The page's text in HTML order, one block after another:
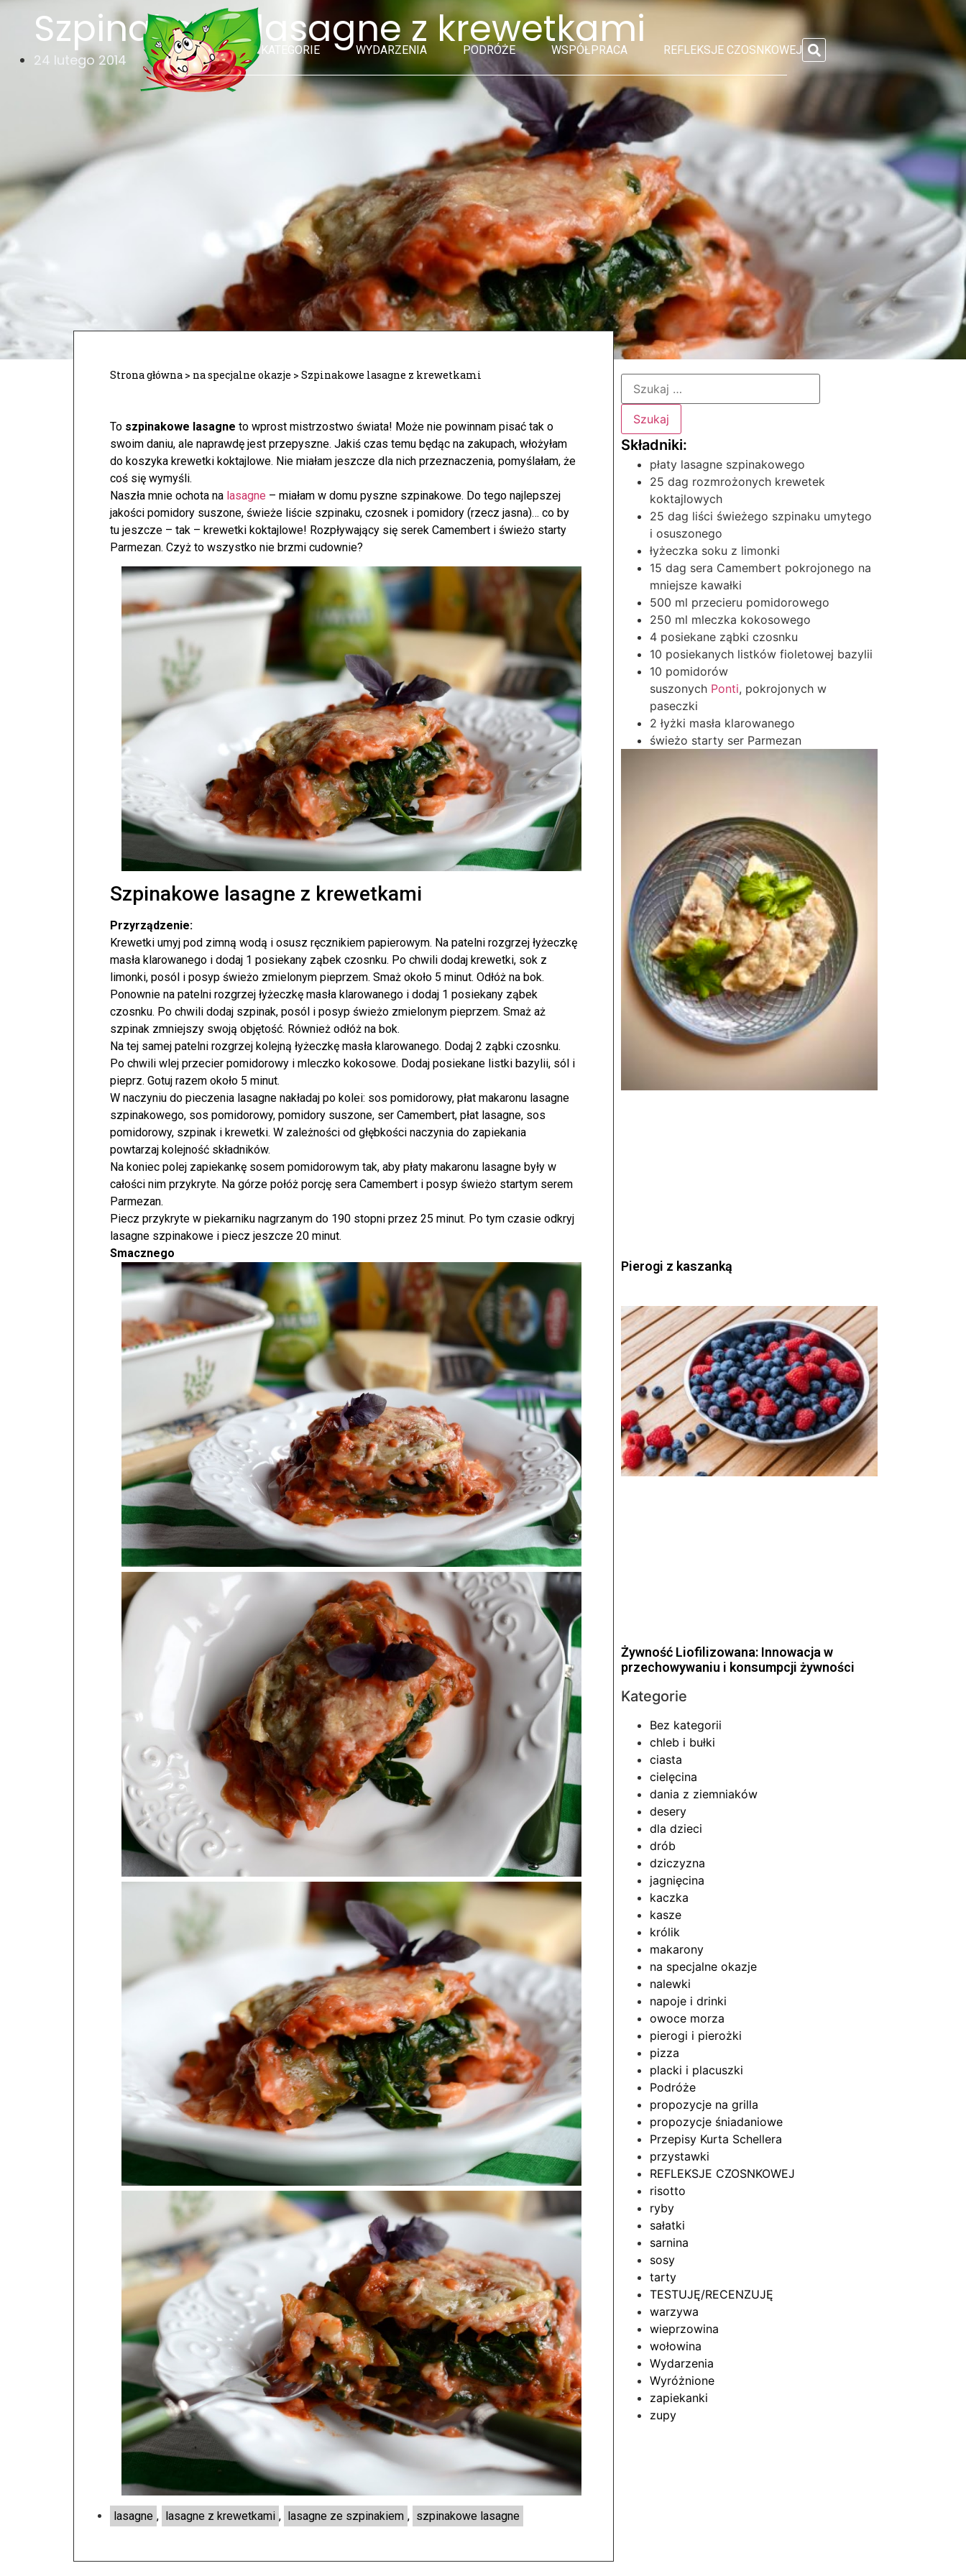
KATEGORIE WYDARZENIA PODRÓŻE WSPÓŁPRACA REFLEKSJE CZOSNKOWEJ
Szpinakowe lasagne z krewetkami
24 lutego 2014
Strona główna > na specjalne okazje > Szpinakowe lasagne z krewetkami
To szpinakowe lasagne to wprost mistrzostwo świata! Może nie powinnam pisać tak o
swoim daniu, ale naprawdę jest przepyszne. Jakiś czas temu będąc na zakupach, włożyłam
do koszyka krewetki koktajlowe. Nie miałam jeszcze dla nich przeznaczenia, pomyślałam, że
coś się wymyśli.
Naszła mnie ochota na lasagne – miałam w domu pyszne szpinakowe. Do tego najlepszej
jakości pomidory suszone, świeże liście szpinaku, czosnek i pomidory (rzecz jasna)… co by
tu jeszcze – tak – krewetki koktajlowe! Rozpływający się serek Camembert i świeżo starty
Parmezan. Czyż to wszystko nie brzmi cudownie?
Szpinakowe lasagne z krewetkami
Przyrządzenie:
Krewetki umyj pod zimną wodą i osusz ręcznikiem papierowym. Na patelni rozgrzej łyżeczkę
masła klarowanego i dodaj 1 posiekany ząbek czosnku. Po chwili dodaj krewetki, sok z
limonki, posól i posyp świeżo zmielonym pieprzem. Smaż około 5 minut. Odłóż na bok.
Ponownie na patelni rozgrzej łyżeczkę masła klarowanego i dodaj 1 posiekany ząbek
czosnku. Po chwili dodaj szpinak, posól i posyp świeżo zmielonym pieprzem. Smaż aż
szpinak zmniejszy swoją objętość. Również odłóż na bok.
Na tej samej patelni rozgrzej kolejną łyżeczkę masła klarowanego. Dodaj 2 ząbki czosnku.
Po chwili wlej przecier pomidorowy i mleczko kokosowe. Dodaj posiekane listki bazylii, sól i
pieprz. Gotuj razem około 5 minut.
W naczyniu do pieczenia lasagne nakładaj po kolei: sos pomidorowy, płat makaronu lasagne
szpinakowego, sos pomidorowy, pomidory suszone, ser Camembert, płat lasagne, sos
pomidorowy, szpinak i krewetki. W zależności od głębkości naczynia do zapiekania
powtarzaj kolejność składników.
Na koniec polej zapiekankę sosem pomidorowym tak, aby płaty makaronu lasagne były w
całości nim przykryte. Na górze połóż porcję sera Camembert i posyp świeżo startym serem
Parmezan.
Piecz przykryte w piekarniku nagrzanym do 190 stopni przez 25 minut. Po tym czasie odkryj
lasagne szpinakowe i piecz jeszcze 20 minut.
Smacznego
lasagne , lasagne z krewetkami , lasagne ze szpinakiem , szpinakowe lasagne
płaty lasagne szpinakowego
25 dag rozmrożonych krewetek
koktajlowych
25 dag liści świeżego szpinaku umytego
i osuszonego
łyżeczka soku z limonki
15 dag sera Camembert pokrojonego na
mniejsze kawałki
500 ml przecieru pomidorowego
250 ml mleczka kokosowego
4 posiekane ząbki czosnku
10 posiekanych listków fioletowej bazylii
10 pomidorów
suszonych Ponti, pokrojonych w
paseczki
2 łyżki masła klarowanego
świeżo starty ser Parmezan
Pierogi z kaszanką
Żywność Liofilizowana: Innowacja w
przechowywaniu i konsumpcji żywności
Kategorie
Bez kategorii
chleb i bułki
ciasta
cielęcina
dania z ziemniaków
desery
dla dzieci
drób
dziczyzna
jagnięcina
kaczka
kasze
królik
makarony
na specjalne okazje
nalewki
napoje i drinki
owoce morza
pierogi i pierożki
pizza
placki i placuszki
Podróże
propozycje na grilla
propozycje śniadaniowe
Przepisy Kurta Schellera
przystawki
REFLEKSJE CZOSNKOWEJ
risotto
ryby
sałatki
sarnina
sosy
tarty
TESTUJĘ/RECENZUJĘ
warzywa
wieprzowina
wołowina
Wydarzenia
Wyróżnione
zapiekanki
zupy